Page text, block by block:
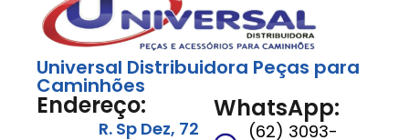
Universal Distribuidora Peças para
Caminhões
Endereço:
R. Sp Dez, 72
WhatsApp:
(62) 3093-